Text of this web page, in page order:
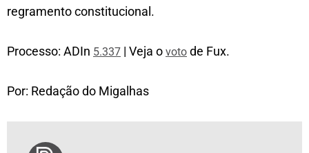
regramento constitucional.
Processo: ADIn 5.337 | Veja o voto de Fux.
Por: Redação do Migalhas